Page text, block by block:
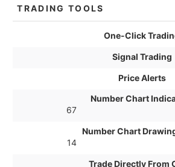
TRADING TOOLS
One-Click
Signal Trading
Price Alerts
Number Chart
67
Number Chart
14
Trade Directly From